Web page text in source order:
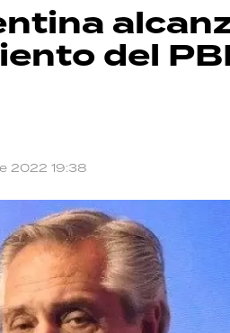
del
2022 19:38